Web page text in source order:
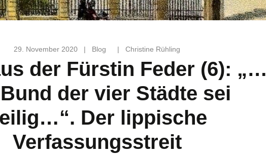
29. November 2020 Blog Christine Rühling
der Fürstin Feder (6): „…
der vier Städte sei
Der lippische
Verfassungsstreit